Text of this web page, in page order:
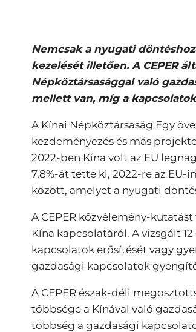
Nemcsak a nyugati
kezelését illetően. A CEPER
Népköztársasággal való
mellett van, míg a
A Kínai Népköztársaság Egy
kezdeményezés és más
2022-ben Kína volt az EU
7,8%-át tette ki, 2022-re az
között, amelyet a nyugati
A CEPER közvélemény-
Kína kapcsolatáról. A vizsgált
kapcsolatok erősítését vagy
gazdasági kapcsolatok
A CEPER észak-déli
többsége a Kínával való
többség a gazdasági